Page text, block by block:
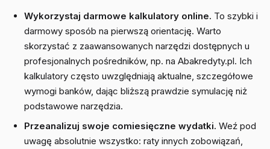
Wykorzystaj darmowe kalkulatory online. To szybki i
darmowy sposób na pierwszą orientację. Warto
skorzystać z zaawansowanych narzędzi dostępnych u
profesjonalnych pośredników, np. na Abakredyty.pl. Ich
kalkulatory często uwzględniają aktualne, szczegółowe
wymogi banków, dając bliższą prawdzie symulację niż
podstawowe narzędzia.
Przeanalizuj swoje comiesięczne wydatki. Weź pod
uwagę absolutnie wszystko: raty innych zobowiązań,